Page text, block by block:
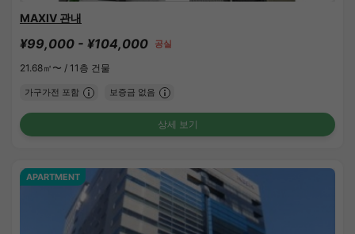
MAXIV 관내
¥99,000 - ¥104,000 공실
21.68㎡〜 / 11층 건물
가구가전 포함 보증금 없음
상세 보기
APARTMENT